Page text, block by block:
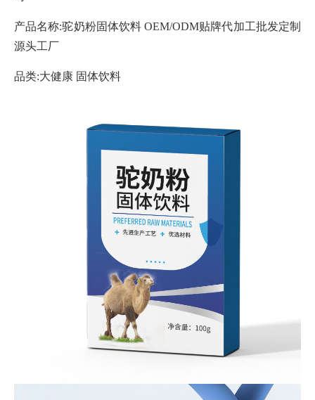
产品名称:驼奶粉固体饮料 OEM/ODM贴牌代加工批发定制
源头工厂
品类:大健康 固体饮料